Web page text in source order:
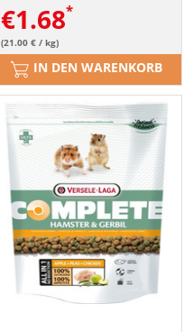
€1.68
(21.00 € / kg)
IN DEN WARENKORB